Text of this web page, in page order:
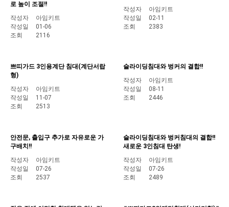
로 높이 조절!!
작성자
아임키트
작성일
01-06
조회
2116
작성자
아임키트
작성일
02-11
조회
2383
쁘띠가드 3인용계단 침대(계단서랍
형)
작성자
아임키트
작성일
11-07
조회
2513
슬라이딩침대와 벙커의 결합!!
작성자
아임키트
작성일
08-11
조회
2446
안전문, 출입구 추가로 자유로운 가
구배치!!
작성자
아임키트
작성일
07-26
조회
2537
슬라이딩침대와 벙커침대의 결합!!
새로운 3인침대 탄생!
작성자
아임키트
작성일
07-26
조회
2489